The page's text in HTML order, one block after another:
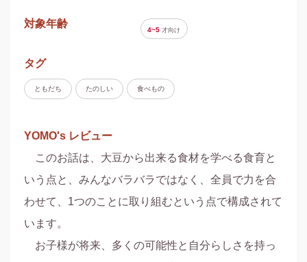
対象年齢
4~5 才向け
タグ
ともだち たのしい 食べもの
YOMO's レビュー
このお話は、大豆から出来る食材を学べる食育と
いう点と、みんなバラバラではなく、全員で力を合
わせて、1つのことに取り組むという点で構成されて
います。
お子様が将来、多くの可能性と自分らしさを持っ